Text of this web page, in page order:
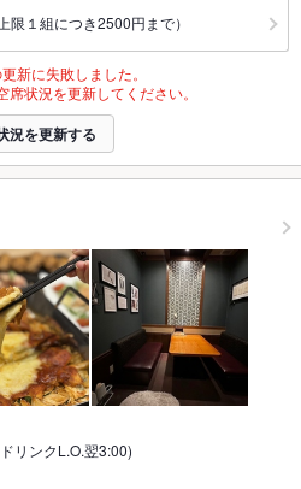
限１組につき2500円まで）
新に失敗しました。
状況を更新してください。
況を更新する
リンクL.O.翌3:00)